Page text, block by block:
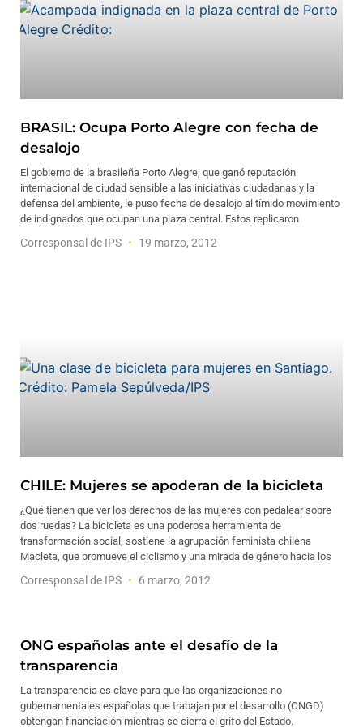
BRASIL: Ocupa Porto Alegre con fecha de
desalojo
El gobierno de la brasileña Porto Alegre, que ganó reputación
internacional de ciudad sensible a las iniciativas ciudadanas y la
defensa del ambiente, le puso fecha de desalojo al tímido movimiento
de indignados que ocupan una plaza central. Estos replicaron
Corresponsal de IPS 19 marzo, 2012
CHILE: Mujeres se apoderan de la bicicleta
¿Qué tienen que ver los derechos de las mujeres con pedalear sobre
dos ruedas? La bicicleta es una poderosa herramienta de
transformación social, sostiene la agrupación feminista chilena
Macleta, que promueve el ciclismo y una mirada de género hacia los
Corresponsal de IPS 6 marzo, 2012
ONG españolas ante el desafío de la
transparencia
La transparencia es clave para que las organizaciones no
gubernamentales españolas que trabajan por el desarrollo (ONGD)
obtengan financiación mientras se cierra el grifo del Estado.